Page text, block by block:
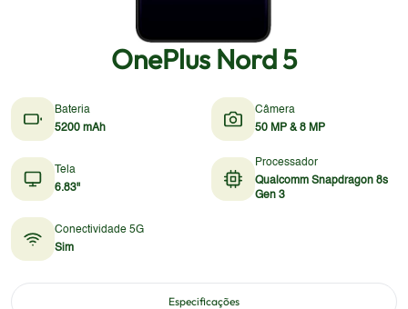
OnePlus Nord 5
Bateria
5200 mAh
Câmera
50 MP & 8 MP
Tela
6.83"
Processador
Qualcomm Snapdragon 8s
Gen 3
Conectividade 5G
Sim
Especificações